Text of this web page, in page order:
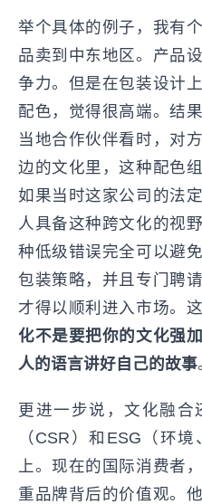
举个具体的例子，我有
品卖到中东地区。产品
争力。但是在包装设计
配色，觉得很高端。结
当地合作伙伴看时，对
边的文化里，这种配色
如果当时这家公司的法
人具备这种跨文化的视
种低级错误完全可以避
包装策略，并且专门聘
才得以顺利进入市场。
化不是要把你的文化强
人的语言讲好自己的故事
更进一步说，文化融合
（CSR）和ESG（环
上。现在的国际消费者
重品牌背后的价值观。